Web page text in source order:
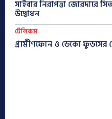
সাইবার নিরাপত্তা
উদ্বোধন
টেলিকম
গ্রামীণফোন ও ডেকো ফুডসের